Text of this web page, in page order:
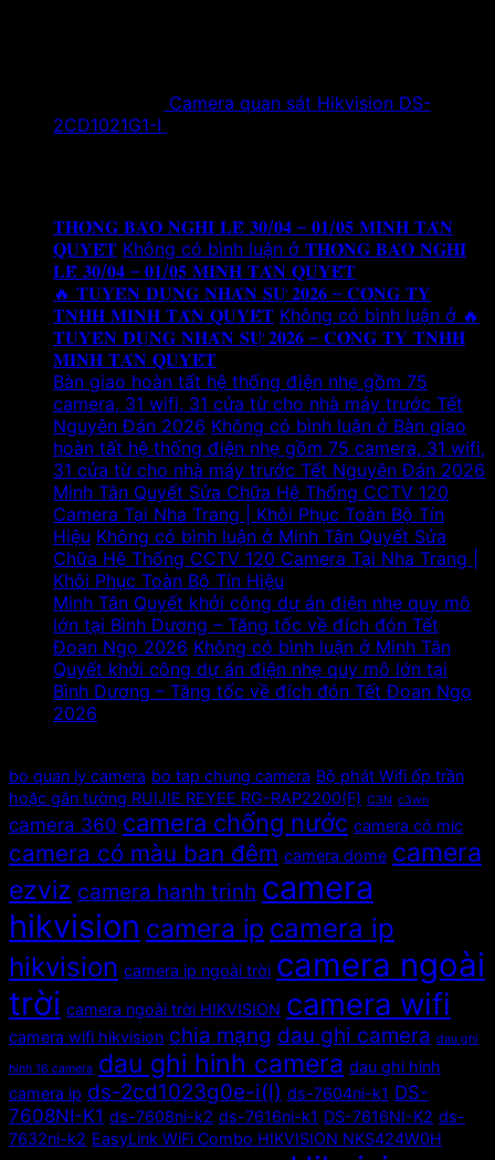
Camera quan sát Hikvision DS-
2CD1021G1-I
𝐓𝐇𝐎̂𝐍𝐆 𝐁𝐀́𝐎 𝐍𝐆𝐇𝐈̉ 𝐋𝐄̂̃ 𝟑𝟎/𝟎𝟒 – 𝟎𝟏/𝟎𝟓 𝐌𝐈𝐍𝐇 𝐓𝐀̂𝐍
𝐐𝐔𝐘𝐄̂́𝐓 Không có bình luận ở 𝐓𝐇𝐎̂𝐍𝐆 𝐁𝐀́𝐎 𝐍𝐆𝐇𝐈̉
𝐋𝐄̂̃ 𝟑𝟎/𝟎𝟒 – 𝟎𝟏/𝟎𝟓 𝐌𝐈𝐍𝐇 𝐓𝐀̂𝐍 𝐐𝐔𝐘𝐄̂́𝐓
🔥 𝐓𝐔𝐘𝐄̂̉𝐍 𝐃𝐔̣𝐍𝐆 𝐍𝐇𝐀̂𝐍 𝐒𝐔̛̣ 𝟐𝟎𝟐𝟔 – 𝐂𝐎̂𝐍𝐆 𝐓𝐘
𝐓𝐍𝐇𝐇 𝐌𝐈𝐍𝐇 𝐓𝐀̂𝐍 𝐐𝐔𝐘𝐄̂́𝐓 Không có bình luận ở 🔥
𝐓𝐔𝐘𝐄̂̉𝐍 𝐃𝐔̣𝐍𝐆 𝐍𝐇𝐀̂𝐍 𝐒𝐔̛̣ 𝟐𝟎𝟐𝟔 – 𝐂𝐎̂𝐍𝐆 𝐓𝐘 𝐓𝐍𝐇𝐇
𝐌𝐈𝐍𝐇 𝐓𝐀̂𝐍 𝐐𝐔𝐘𝐄̂́𝐓
Bàn giao hoàn tất hệ thống điện nhẹ gồm 75
camera, 31 wifi, 31 cửa từ cho nhà máy trước Tết
Nguyên Đán 2026 Không có bình luận ở Bàn giao
hoàn tất hệ thống điện nhẹ gồm 75 camera, 31 wifi,
31 cửa từ cho nhà máy trước Tết Nguyên Đán 2026
Minh Tân Quyết Sửa Chữa Hệ Thống CCTV 120
Camera Tại Nha Trang | Khôi Phục Toàn Bộ Tín
Hiệu Không có bình luận ở Minh Tân Quyết Sửa
Chữa Hệ Thống CCTV 120 Camera Tại Nha Trang |
Khôi Phục Toàn Bộ Tín Hiệu
Minh Tân Quyết khởi công dự án điện nhẹ quy mô
lớn tại Bình Dương – Tăng tốc về đích đón Tết
Đoan Ngọ 2026 Không có bình luận ở Minh Tân
Quyết khởi công dự án điện nhẹ quy mô lớn tại
Bình Dương – Tăng tốc về đích đón Tết Đoan Ngọ
2026
bo quan ly camera bo tap chung camera Bộ phát Wifi ốp trần
hoặc gắn tường RUIJIE REYEE RG-RAP2200(F) C3N c3wn
camera 360 camera chống nước camera có mic
camera có màu ban đêm camera dome camera
ezviz camera hanh trinh camera
hikvision camera ip camera ip
hikvision camera ip ngoài trời camera ngoài
trời camera ngoài trời HIKVISION camera wifi
camera wifi hikvision chia mạng dau ghi camera dau ghi
hinh 16 camera dau ghi hinh camera dau ghi hinh
camera ip ds-2cd1023g0e-i(l) ds-7604ni-k1 DS-
7608NI-K1 ds-7608ni-k2 ds-7616ni-k1 DS-7616NI-K2 ds-
7632ni-k2 EasyLink WiFi Combo HIKVISION NKS424W0H